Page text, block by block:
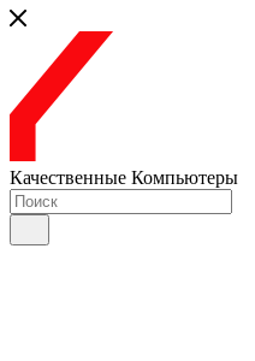
Качественные Компьютеры